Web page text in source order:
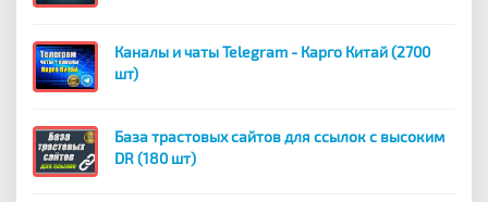
Каналы и чаты Telegram - Карго Китай (2700
шт)
База трастовых сайтов для ссылок с высоким
DR (180 шт)